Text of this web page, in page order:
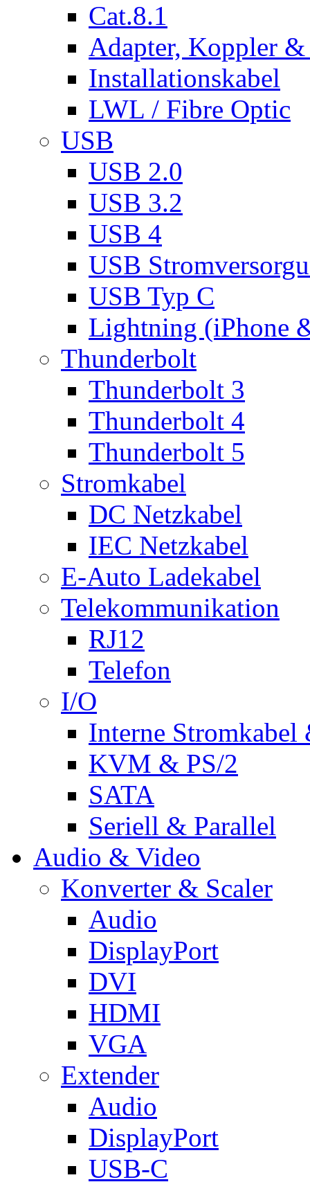
Cat.8.1
Adapter, Koppler &
Installationskabel
LWL / Fibre Optic
USB
USB 2.0
USB 3.2
USB 4
USB
USB Typ C
Lightning (iPhone
Thunderbolt
Thunderbolt 3
Thunderbolt 4
Thunderbolt 5
Stromkabel
DC Netzkabel
IEC Netzkabel
E-Auto Ladekabel
Telekommunikation
RJ12
Telefon
I/O
Interne Stromkabel
KVM & PS/2
SATA
Seriell & Parallel
Audio & Video
Konverter & Scaler
Audio
DisplayPort
DVI
HDMI
VGA
Extender
Audio
DisplayPort
USB-C